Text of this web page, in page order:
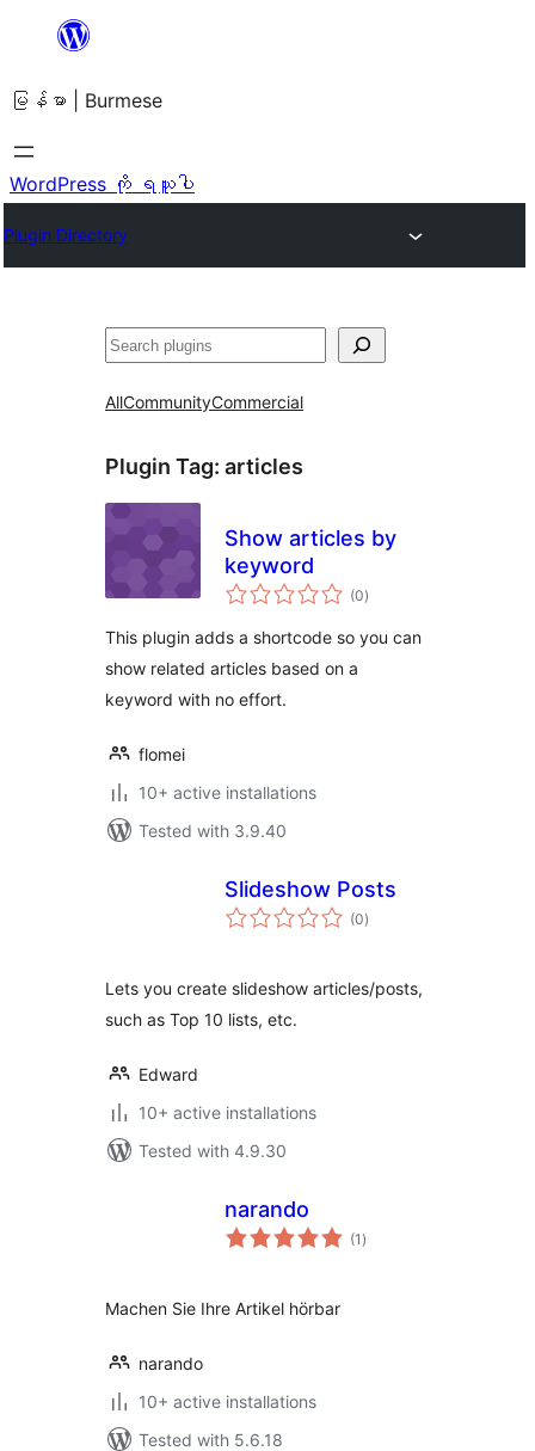
အကြောင်းအရာ
ကျော်သွား
ရန်
မြန်မာ | Burmese
WordPress ကို ရယူပါ
Plugin Directory
ရှာ
AllCommunityCommercial
Plugin Tag: articles
Show articles by
keyword
(0total
ratings
)
This plugin adds a shortcode so you can
show related articles based on a
keyword with no effort.
flomei
10+ active installations
Tested with 3.9.40
Slideshow Posts
(0total
ratings
)
Lets you create slideshow articles/posts,
such as Top 10 lists, etc.
Edward
10+ active installations
Tested with 4.9.30
narando
(1 total
ratings
)
Machen Sie Ihre Artikel hörbar
narando
10+ active installations
Tested with 5.6.18